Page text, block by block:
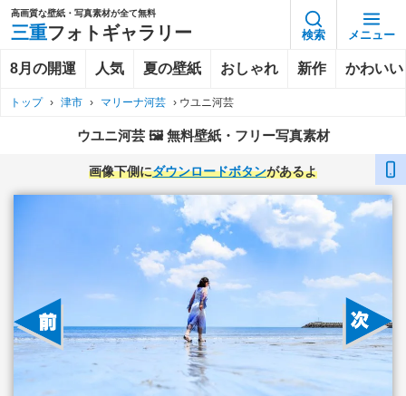
高画質な壁紙・写真素材が全て無料
三重フォトギャラリー 検索 メニュー
8月の開運 人気 夏の壁紙 おしゃれ 新作 かわいい
トップ › 津市 › マリーナ河芸 › ウユニ河芸
ウユニ河芸 🖼️ 無料壁紙・フリー写真素材
画像下側にダウンロードボタンがあるよ